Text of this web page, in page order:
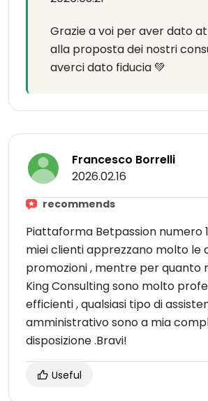
Grazie a voi per aver dato
alla proposta dei nostri
averci dato fiducia 💚
Francesco Borrelli
2026.02.16
recommends
Piattaforma Betpassion numero
miei clienti apprezzano molto le
promozioni , mentre per quanto
King Consulting sono molto
efficienti , qualsiasi tipo di
amministrativo sono a mia
disposizione .Bravi!
Useful